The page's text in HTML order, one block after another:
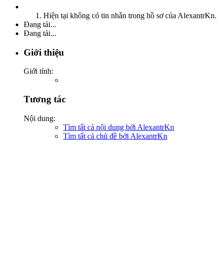
Hiện tại không có tin nhắn trong hồ sơ của AlexantrKn.
Đang tải...
Đang tải...
Giới thiệu
Giới tính:
Tương tác
Nội dung:
Tìm tất cả nội dung bởi AlexantrKn
Tìm tất cả chủ đề bởi AlexantrKn